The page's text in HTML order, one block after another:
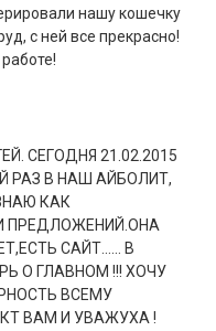
нашу кошечку
с ней все прекрасно!
СЕГОДНЯ 21.02.2015
РАЗ В НАШ АЙБОЛИТ,
КАК
ПРЕДЛОЖЕНИЙ.ОНА
САЙТ...... В
О ГЛАВНОМ !!! ХОЧУ
ВСЕМУ
ВАМ И УВАЖУХА !